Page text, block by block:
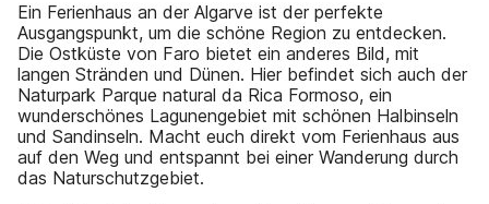
Ein Ferienhaus an der Algarve ist der perfekte
Ausgangspunkt, um die schöne Region zu entdecken.
Die Ostküste von Faro bietet ein anderes Bild, mit
langen Stränden und Dünen. Hier befindet sich auch der
Naturpark Parque natural da Rica Formoso, ein
wunderschönes Lagunengebiet mit schönen Halbinseln
und Sandinseln. Macht euch direkt vom Ferienhaus aus
auf den Weg und entspannt bei einer Wanderung durch
das Naturschutzgebiet.